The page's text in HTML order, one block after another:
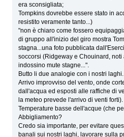
era sconsigliata;
Tompkins dovrebbe essere stato in
resistito veramente tanto...)
"non è chiaro come fossero
di gruppo all'inizio del giro mostra
stagna...una foto pubblicata
soccorsi (Ridgeway e Chouinard,
indossino mute stagne...".
Butto li due analogie con i nostri laghi.
Arrivo improvviso del vento, onde
dall'acqua ed esposti alle raffiche di
la meteo prevede l'arrivo di venti forti).
Temperature basse dell'acque (che
Abbigliamento?
Credo sia importante, per evitare
banali sui nostri laghi, lavorare sulla